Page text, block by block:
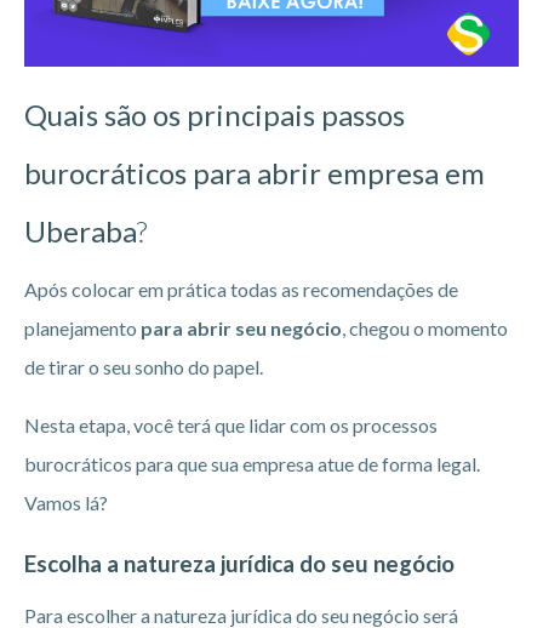
Quais são os principais passos
burocráticos para abrir empresa em
Uberaba?
Após colocar em prática todas as recomendações de
planejamento para abrir seu negócio , chegou o momento
de tirar o seu sonho do papel.
Nesta etapa, você terá que lidar com os processos
burocráticos para que sua empresa atue de forma legal.
Vamos lá?
Escolha a natureza jurídica do seu negócio
Para escolher a natureza jurídica do seu negócio será